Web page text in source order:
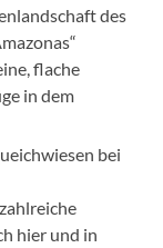
des
flache
in dem
bei
hier und in